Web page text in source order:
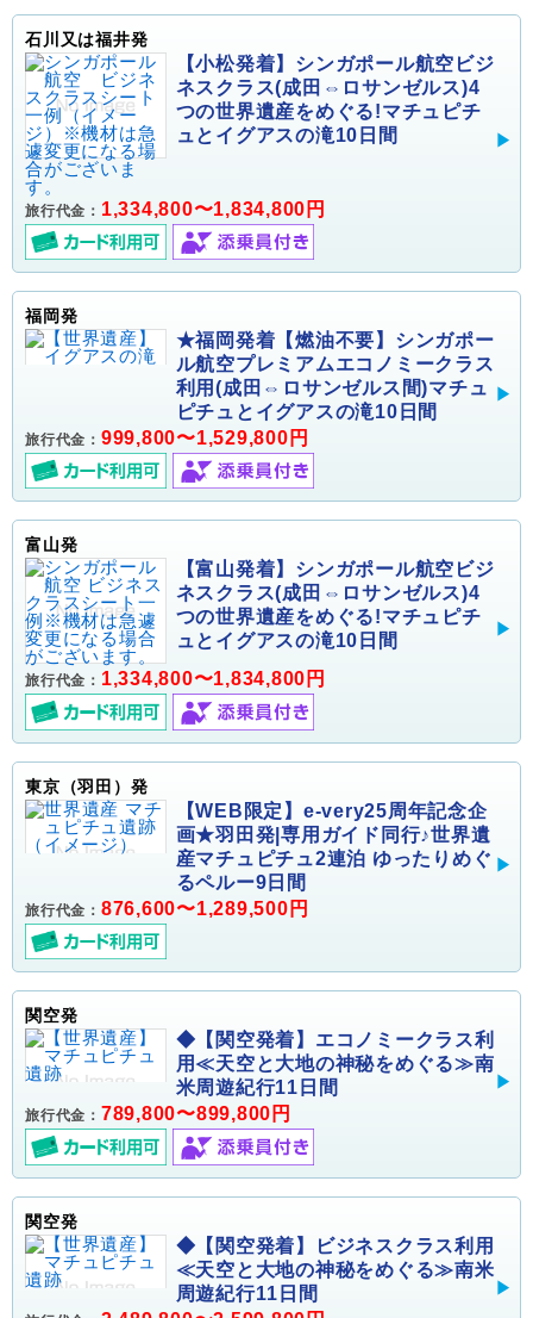
石川又は福井発
【小松発着】シンガポール航空ビジ
ネスクラス(成田⇔ロサンゼルス)4
つの世界遺産をめぐる!マチュピチ
ュとイグアスの滝10日間
旅行代金： 1,334,800〜1,834,800円
福岡発
★福岡発着【燃油不要】シンガポー
ル航空プレミアムエコノミークラス
利用(成田⇔ロサンゼルス間)マチュ
ピチュとイグアスの滝10日間
旅行代金： 999,800〜1,529,800円
富山発
【富山発着】シンガポール航空ビジ
ネスクラス(成田⇔ロサンゼルス)4
つの世界遺産をめぐる!マチュピチ
ュとイグアスの滝10日間
旅行代金： 1,334,800〜1,834,800円
東京（羽田）発
【WEB限定】e-very25周年記念企
画★羽田発|専用ガイド同行♪世界遺
産マチュピチュ2連泊 ゆったりめぐ
るペルー9日間
旅行代金： 876,600〜1,289,500円
関空発
◆【関空発着】エコノミークラス利
用≪天空と大地の神秘をめぐる≫南
米周遊紀行11日間
旅行代金： 789,800〜899,800円
関空発
◆【関空発着】ビジネスクラス利用
≪天空と大地の神秘をめぐる≫南米
周遊紀行11日間